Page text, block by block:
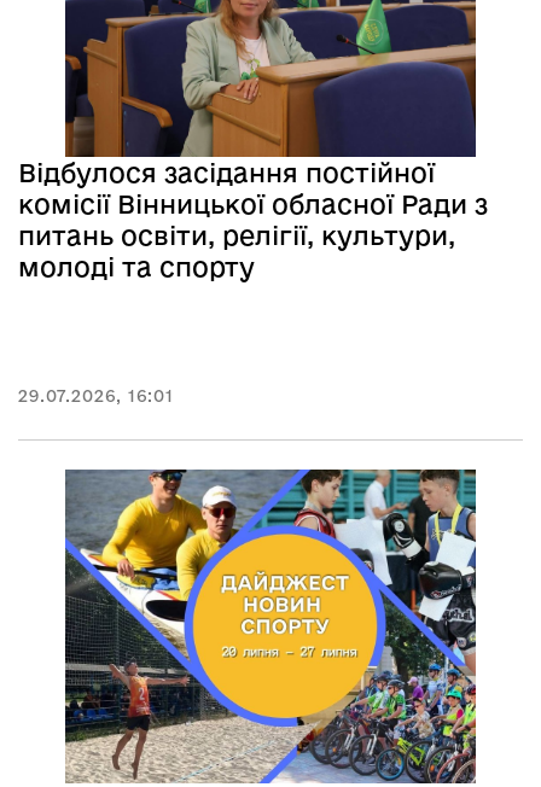
Відбулося засідання постійної
комісії Вінницької обласної Ради з
питань освіти, релігії, культури,
молоді та спорту
29.07.2026, 16:01